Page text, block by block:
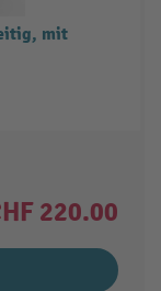
mit
220.00